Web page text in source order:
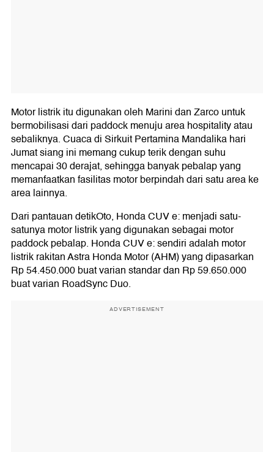
Motor listrik itu digunakan oleh Marini dan Zarco untuk
bermobilisasi dari paddock menuju area hospitality atau
sebaliknya. Cuaca di Sirkuit Pertamina Mandalika hari
Jumat siang ini memang cukup terik dengan suhu
mencapai 30 derajat, sehingga banyak pebalap yang
memanfaatkan fasilitas motor berpindah dari satu area ke
area lainnya.
Dari pantauan detikOto, Honda CUV e: menjadi satu-
satunya motor listrik yang digunakan sebagai motor
paddock pebalap. Honda CUV e: sendiri adalah motor
listrik rakitan Astra Honda Motor (AHM) yang dipasarkan
Rp 54.450.000 buat varian standar dan Rp 59.650.000
buat varian RoadSync Duo.
ADVERTISEMENT